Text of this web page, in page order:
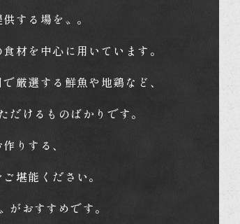
する場を〟。
材を中心に用いています。
厳選する鮮魚や地鶏など、
だけるものばかりです。
りする、
堪能ください。
おすすめです。